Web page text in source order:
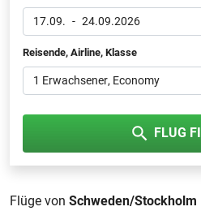
17.09. - 24.09.2026
Reisende, Airline, Klasse
1 Erwachsener, Economy
FLUG
Flüge von Schweden/